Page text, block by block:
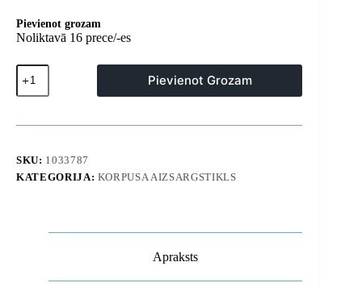
Pievienot grozam
Noliktavā 16 prece/-es
Aizsargvāciņš
Samsung
Galaxy
Ultra
tālrunim
-
Pievienot Grozam
SKU: 1033787
KATEGORIJA: KORPUSA AIZSARGSTIKLS
Apraksts